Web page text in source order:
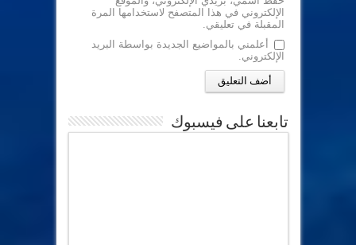
الإلكتروني في هذا المتصفح لاستخدامها المرة
المقبلة في تعليقي.
أعلمني بالمواضيع الجديدة بواسطة البريد
الإلكتروني.
تابعنا على فيسبوك